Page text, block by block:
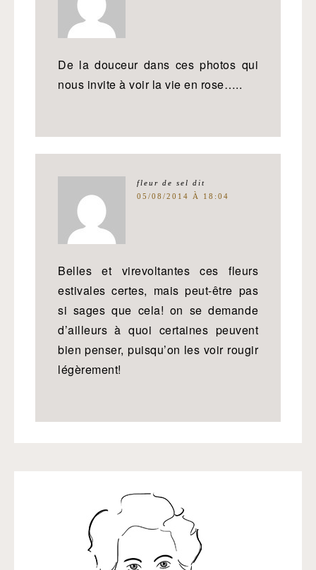
De la douceur dans ces photos qui
nous invite à voir la vie en rose…..
fleur de sel dit
05/08/2014 À 18:04
Belles et virevoltantes ces fleurs
estivales certes, mais peut-être pas
si sages que cela! on se demande
d’ailleurs à quoi certaines peuvent
bien penser, puisqu’on les voir rougir
légèrement!